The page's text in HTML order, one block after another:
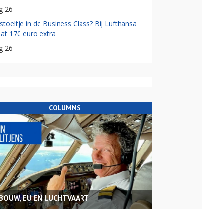
26
in de Business Class? Bij Lufthansa
170 euro extra
26
COLUMNS
EU EN LUCHTVAART